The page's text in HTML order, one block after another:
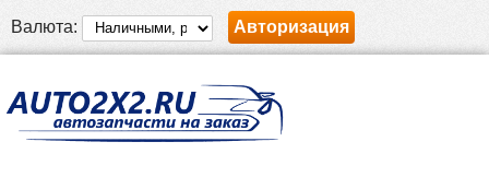
Валюта: Авторизация